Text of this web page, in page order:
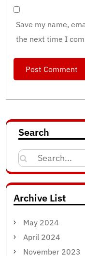
Save my name,
the next time I
Search
Search
for:
Archive List
May 2024
April 2024
November 2023